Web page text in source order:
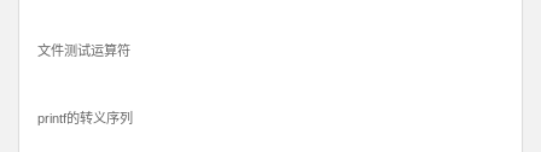
文件测试运算符
printf的转义序列